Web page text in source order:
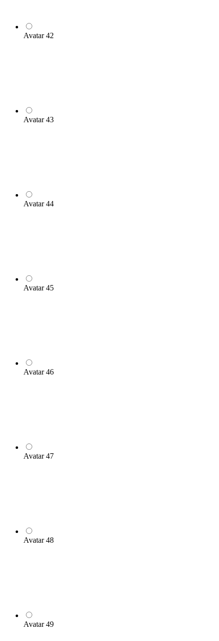
Avatar 42
Avatar 43
Avatar 44
Avatar 45
Avatar 46
Avatar 47
Avatar 48
Avatar 49